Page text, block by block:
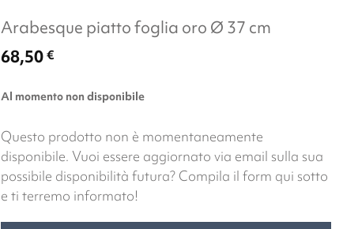
Arabesque piatto foglia oro Ø 37 cm
68,50€
Al momento non disponibile
Questo prodotto non è momentaneamente
disponibile. Vuoi essere aggiornato via email sulla sua
possibile disponibilità futura? Compila il form qui sotto
e ti terremo informato!